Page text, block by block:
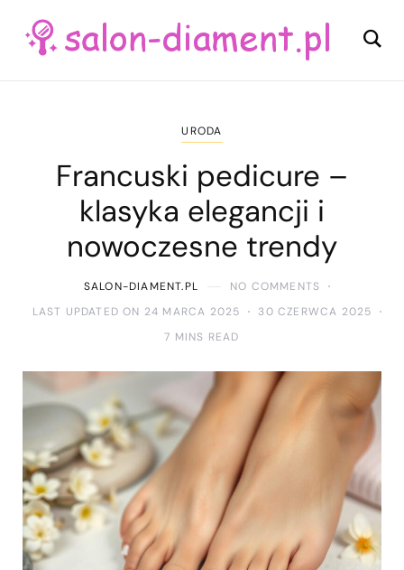
URODA
Francuski pedicure –
klasyka elegancji i
nowoczesne trendy
SALON-DIAMENT.PL
NO COMMENTS
LAST UPDATED ON 24 MARCA 2025
30 CZERWCA 2025
7 MINS READ